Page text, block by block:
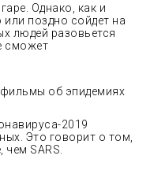
Однако, как и
поздно сойдет на
людей разовьется
сможет
об эпидемиях
2019
Это говорит о том,
SARS.